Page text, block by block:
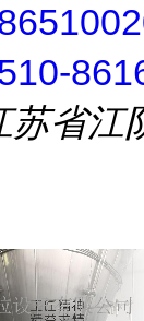
苏省江